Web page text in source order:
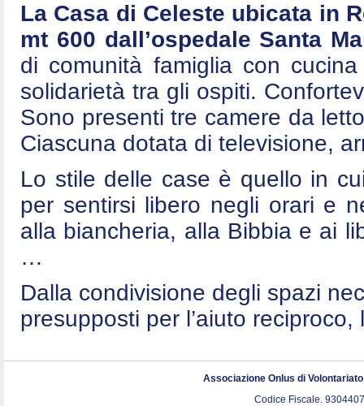
La Casa di Celeste ubicata in
mt 600 dall’ospedale Santa
di comunità famiglia con
solidarietà tra gli ospiti.
Sono presenti tre camere da
Ciascuna dotata di televisione,
Lo stile delle case è quello in
per sentirsi libero negli orari e
alla biancheria, alla Bibbia e ai
…
Dalla condivisione degli spazi
presupposti per l’aiuto
Associazione Onlus di
Codice Fiscale.